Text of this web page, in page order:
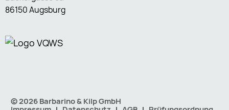
86150 Augsburg
© 2026 Barbarino & Kilp GmbH